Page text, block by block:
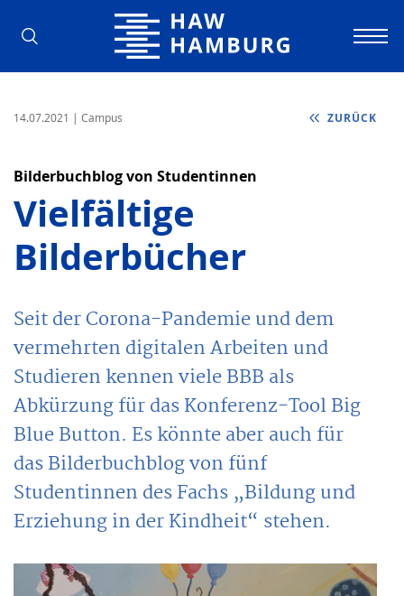
Hochschule für Angewandte
14.07.2021 | Campus ZURÜCK
Bilderbuchblog von Studentinnen
Vielfältige
Bilderbücher
Seit der Corona-Pandemie und dem
vermehrten digitalen Arbeiten und
Studieren kennen viele BBB als
Abkürzung für das Konferenz-Tool Big
Blue Button. Es könnte aber auch für
das Bilderbuchblog von fünf
Studentinnen des Fachs „Bildung und
Erziehung in der Kindheit“ stehen.